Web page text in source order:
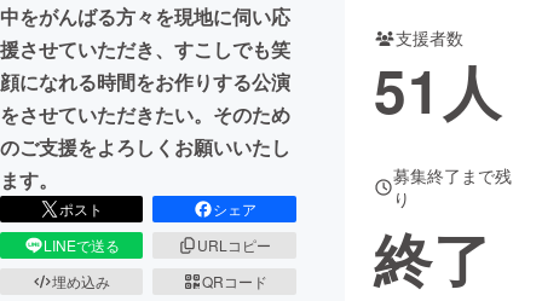
中をがんばる方々を現地に伺い応
援させていただき、すこしでも笑
顔になれる時間をお作りする公演
をさせていただきたい。そのため
のご支援をよろしくお願いいたし
ます。
ポスト
シェア
LINEで送る
URLコピー
埋め込み
QRコード
支援者数
51 人
募集終了まで残
り
終了